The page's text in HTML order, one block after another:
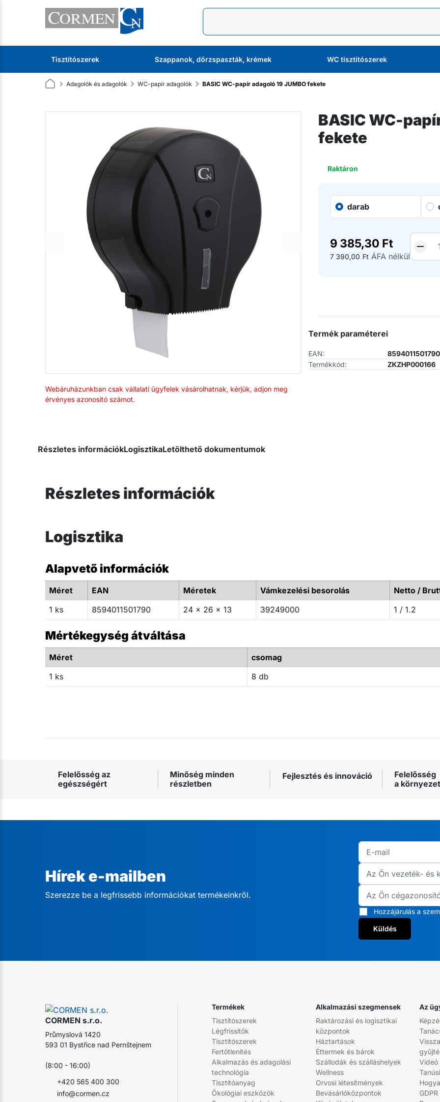
Tisztítószerek Szappanok, dörzspaszták, krémek WC tisztítószerek
Adagolók és adagolók WC-papír adagolók BASIC WC-papír adagoló 19 JUMBO fekete
BASIC WC-
fekete
Raktáron
darab
9 385,30 Ft
7 390,00 Ft ÁFA nélkül
Webáruházunkban csak vállalati ügyfelek vásárolhatnak, kérjük, adjon meg
érvényes azonosító számot.
Termék paraméterei
EAN:
8594011501790
Termékkód:
ZKZHP000166
Részletes információkLogisztikaLetölthető dokumentumok
Részletes információk
Logisztika
Alapvető információk
Méret EAN Méretek Vámkezelési besorolás
Netto /
1 ks
8594011501790 24 x 26 x 13 39249000 1 / 1.2
Mértékegység átváltása
Méret
csomag
1 ks
8 db
Felelősség az
egészségért
Minőség minden
részletben
Fejlesztés és innováció
Felelősség
a
Hírek e-mailben
Szerezze be a legfrissebb információkat termékeinkről.
Hozzájárulás a
Küldés
CORMEN s.r.o.
info@cormen.cz
+420 565 400 300
Průmyslová 1420
593 01 Bystřice nad Pernštejnem
(8:00 - 16:00)
Termékek
Tisztítószerek
Légfrissítők
Tisztítószerek
Fertőtlenítés
Alkalmazás és adagolási
technológia
Tisztítóanyag
Ökológiai eszközök
Alkalmazási szegmensek
Raktározási és logisztikai
központok
Háztartások
Éttermek és bárok
Szállodák és szálláshelyek
Wellness
Orvosi létesítmények
Bevásárlóközpontok
Az
GDPR